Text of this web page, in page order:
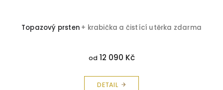
Topazový prsten + krabička a čistící utěrka zdarma
od12 090 Kč
DETAIL